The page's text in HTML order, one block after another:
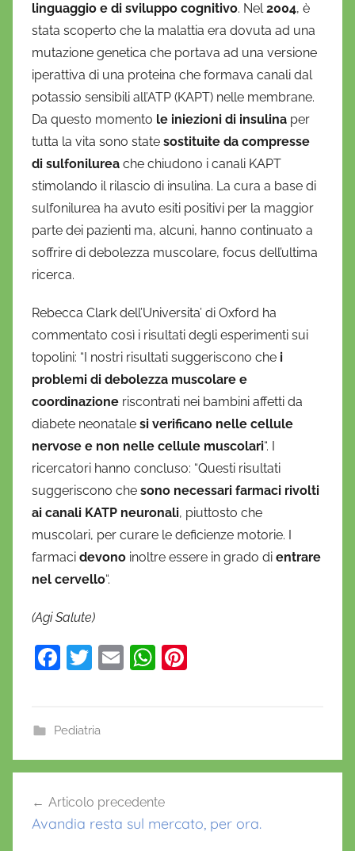
linguaggio e di sviluppo cognitivo. Nel2004, è
stata scoperto che la malattia era dovuta ad una
mutazione genetica che portava ad una versione
iperattiva di una proteina che formava canali dal
potassio sensibili all’ATP (KAPT) nelle membrane.
Da questo momento le iniezioni di insulina per
tutta la vita sono state sostituite da compresse
di sulfonilurea che chiudono i canali KAPT
stimolando il rilascio di insulina. La cura a base di
sulfonilurea ha avuto esiti positivi per la maggior
parte dei pazienti ma, alcuni, hanno continuato a
soffrire di debolezza muscolare, focus dell’ultima
ricerca.
Rebecca Clark dell’Universita’ di Oxford ha
commentato così i risultati degli esperimenti sui
topolini: “I nostri risultati suggeriscono che i
problemi di debolezza muscolare e
coordinazione riscontrati nei bambini affetti da
diabete neonatale si verificano nelle cellule
nervose e non nelle cellule muscolari“. I
ricercatori hanno concluso: “Questi risultati
suggeriscono che sono necessari farmaci rivolti
ai canali KATP neuronali, piuttosto che
muscolari, per curare le deficienze motorie. I
farmaci devono inoltre essere in grado di entrare
nel cervello“.
(Agi Salute)
F
e
b
o
k
T
er
E
W
A
p
st
Pediatria
articoli
Articolo precedente
Avandia resta sul mercato, per ora.